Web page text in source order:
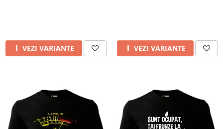
VEZI VARIANTE VEZI VARIANTE